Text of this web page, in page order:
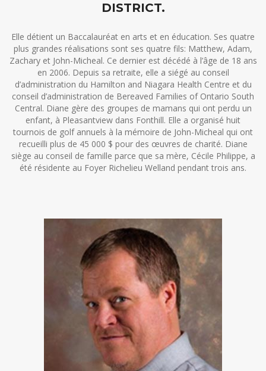
DISTRICT.
Elle détient un Baccalauréat en arts et en éducation. Ses quatre
plus grandes réalisations sont ses quatre fils: Matthew, Adam,
Zachary et John-Micheal. Ce dernier est décédé à l’âge de 18 ans
en 2006. Depuis sa retraite, elle a siégé au conseil
d’administration du Hamilton and Niagara Health Centre et du
conseil d’administration de Bereaved Families of Ontario South
Central. Diane gère des groupes de mamans qui ont perdu un
enfant, à Pleasantview dans Fonthill. Elle a organisé huit
tournois de golf annuels à la mémoire de John-Micheal qui ont
recueilli plus de 45 000 $ pour des œuvres de charité. Diane
siège au conseil de famille parce que sa mère, Cécile Philippe, a
été résidente au Foyer Richelieu Welland pendant trois ans.